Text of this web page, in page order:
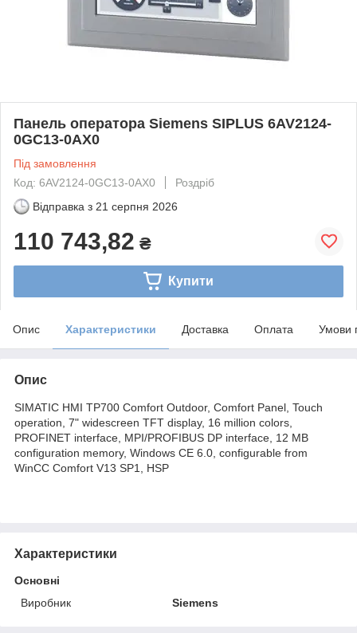
Панель оператора Siemens SIPLUS 6AV2124-
0GC13-0AX0
Під замовлення
Код: 6AV2124-0GC13-0AX0
Роздріб
Відправка з 21 серпня 2026
110 743,82 ₴
Купити
Опис Характеристики Доставка Оплата Умови
Опис
SIMATIC HMI TP700 Comfort Outdoor, Comfort Panel, Touch
operation, 7" widescreen TFT display, 16 million colors,
PROFINET interface, MPI/PROFIBUS DP interface, 12 MB
configuration memory, Windows CE 6.0, configurable from
WinCC Comfort V13 SP1, HSP
Характеристики
Основні
Виробник
Siemens